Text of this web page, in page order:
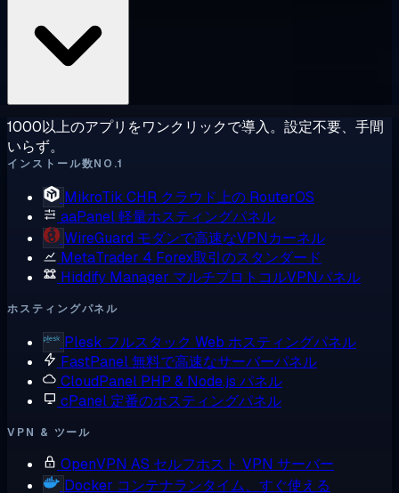
1000以上のアプリをワンクリックで導入。設定不要、手間
いらず。
インストール数NO.1
MikroTik CHR クラウド上の RouterOS
aaPanel軽量ホスティングパネル
WireGuard モダンで高速なVPNカーネル
MetaTrader 4 Forex取引のスタンダード
Hiddify Manager マルチプロトコルVPNパネル
ホスティングパネル
Plesk フルスタック Web ホスティングパネル
FastPanel無料で高速なサーバーパネル
CloudPanel PHP & Node.js パネル
cPanel 定番のホスティングパネル
VPN & ツール
OpenVPN AS セルフホスト VPN サーバー
Docker コンテナランタイム、すぐ使える